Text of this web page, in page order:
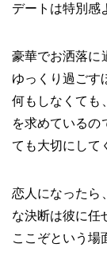
デートは特別感
豪華でお洒落に
ゆっくり過ごす
何もしなくても
を求めているの
ても大切にして
恋人になったら
な決断は彼に任
ここぞという場